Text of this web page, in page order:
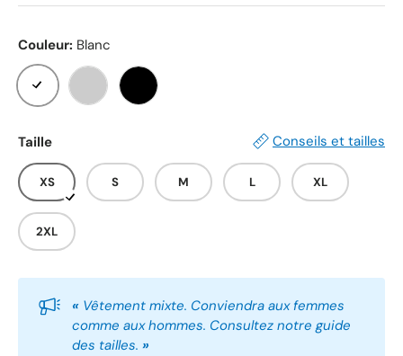
Taille Conseils et tailles
XS S M L XL
2XL
Couleur: Blanc
Blanc Gris Noir
« Vêtement mixte. Conviendra aux femmes
comme aux hommes. Consultez notre guide
des tailles. »